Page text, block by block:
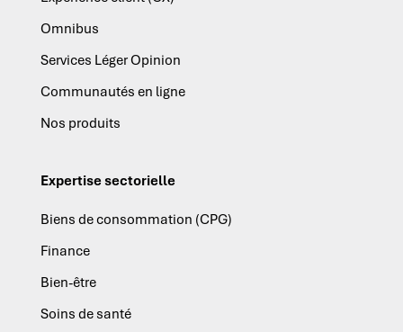
Omnibus
Services Léger Opinion
Communautés en ligne
Nos produits
Expertise sectorielle
Biens de consommation (CPG)
Finance
Bien-être
Soins de santé